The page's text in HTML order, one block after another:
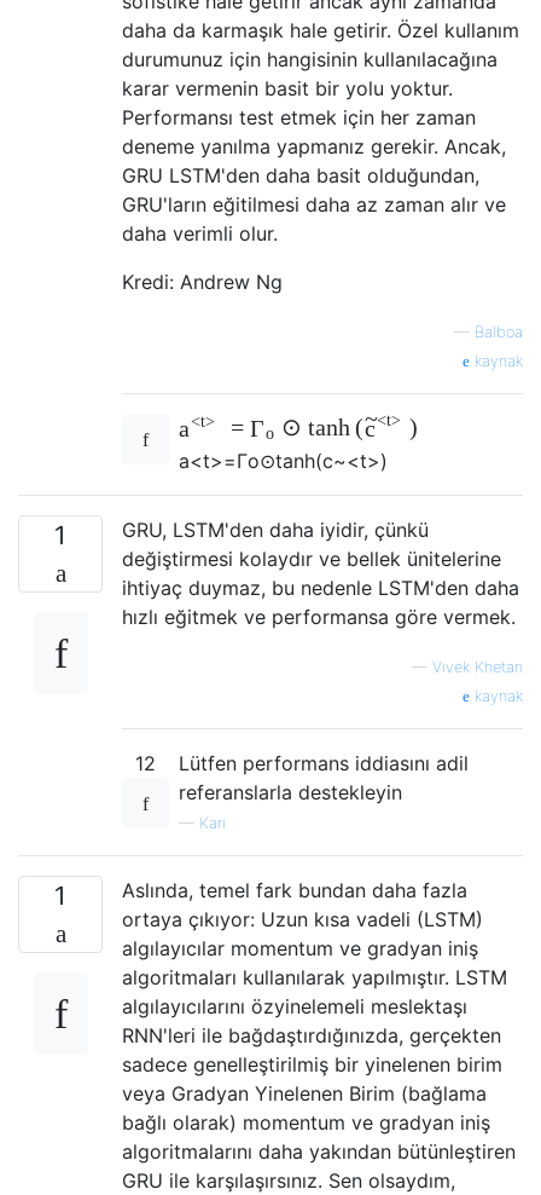
daha da karmaşık hale getirir. Özel kullanım
durumunuz için hangisinin kullanılacağına
karar vermenin basit bir yolu yoktur.
Performansı test etmek için her zaman
deneme yanılma yapmanız gerekir. Ancak,
GRU LSTM'den daha basit olduğundan,
GRU'ların eğitilmesi daha az zaman alır ve
daha verimli olur.
Kredi: Andrew Ng
— Balboa
kaynak
a<t> = Γo ⊙ tanh (c
~<t> )
a<t>=Γo⊙tanh(c~<t>)
1
GRU, LSTM'den daha iyidir, çünkü
değiştirmesi kolaydır ve bellek ünitelerine
ihtiyaç duymaz, bu nedenle LSTM'den daha
hızlı eğitmek ve performansa göre vermek.
— Vivek Khetan
kaynak
12
Lütfen performans iddiasını adil
referanslarla destekleyin
— Kari
1
Aslında, temel fark bundan daha fazla
ortaya çıkıyor: Uzun kısa vadeli (LSTM)
algılayıcılar momentum ve gradyan iniş
algoritmaları kullanılarak yapılmıştır. LSTM
algılayıcılarını özyinelemeli meslektaşı
RNN'leri ile bağdaştırdığınızda, gerçekten
sadece genelleştirilmiş bir yinelenen birim
veya Gradyan Yinelenen Birim (bağlama
bağlı olarak) momentum ve gradyan iniş
algoritmalarını daha yakından bütünleştiren
GRU ile karşılaşırsınız. Sen olsaydım,